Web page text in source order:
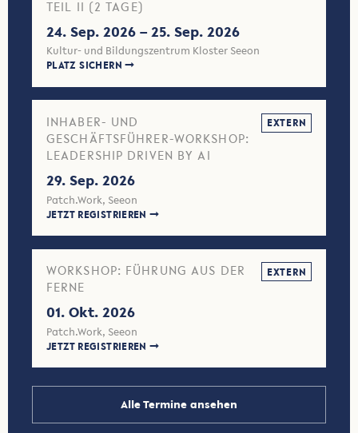
TEIL II (2 TAGE)
24. Sep. 2026 – 25. Sep. 2026
Kultur- und Bildungszentrum Kloster Seeon
PLATZ SICHERN
INHABER- UND
GESCHÄFTSFÜHRER-WORKSHOP:
LEADERSHIP DRIVEN BY AI
EXTERN
29. Sep. 2026
Patch.Work, Seeon
JETZT REGISTRIEREN
WORKSHOP: FÜHRUNG AUS DER
FERNE
EXTERN
01. Okt. 2026
Patch.Work, Seeon
JETZT REGISTRIEREN
Alle Termine ansehen